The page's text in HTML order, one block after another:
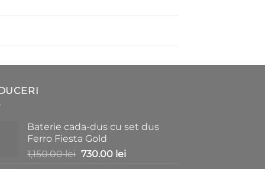
Baterie cada-dus cu set dus
Ferro Fiesta Gold
1,150.00lei Prețul
730.00 leiPrețul